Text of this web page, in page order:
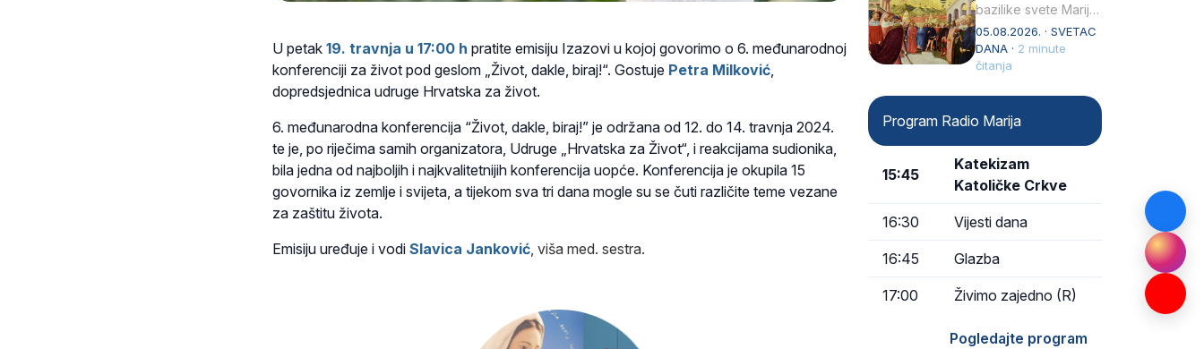
U petak 19. travnja u 17:00 h pratite emisiju Izazovi u kojoj govorimo o 6. međunarodnoj
konferenciji za život pod geslom „Život, dakle, biraj!“. Gostuje Petra Milković
dopredsjednica udruge Hrvatska za život.
6. međunarodna konferencija “Život, dakle, biraj!” je održana od 12. do 14. travnja 2024.
te je, po riječima samih organizatora, Udruge „Hrvatska za Život“, i reakcijama sudionika,
bila jedna od najboljih i najkvalitetnijih konferencija uopće. Konferencija je okupila 15
govornika iz zemlje i svijeta, a tijekom sva tri dana mogle su se čuti različite teme vezane
za zaštitu života.
Emisiju uređuje i vodi Slavica Janković viša med. sestra.
bazilike svete Marije
Velike (Santa Maria
Maggiore) u narodu
se slavi kao Gospa
05.08.2026. · SVETAC
DANA · 2 minute
čitanja
Program Radio Marija
15:45
Katekizam
Katoličke Crkve
16:30 Vijesti dana
16:45 Glazba
17:00 Živimo zajedno (R)
Pogledajte program